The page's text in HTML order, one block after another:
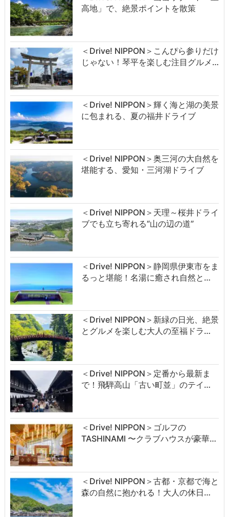
高地」で、絶景ポイントを散策
＜Drive! NIPPON＞こんぴら参りだけ
じゃない！琴平を楽しむ注目グルメ…
＜Drive! NIPPON＞輝く海と湖の美景
に包まれる、夏の福井ドライブ
＜Drive! NIPPON＞奥三河の大自然を
堪能する、愛知・三河湖ドライブ
＜Drive! NIPPON＞天理～桜井ドライ
ブでも立ち寄れる“山の辺の道”
＜Drive! NIPPON＞静岡県伊東市をま
るっと堪能！名湯に癒され自然と…
＜Drive! NIPPON＞新緑の日光、絶景
とグルメを楽しむ大人の至福ドラ…
＜Drive! NIPPON＞定番から最新ま
で！飛騨高山「古い町並」のテイ…
＜Drive! NIPPON＞ゴルフの
TASHINAMI 〜クラブハウスが豪華…
＜Drive! NIPPON＞古都・京都で海と
森の自然に抱かれる！大人の休日…